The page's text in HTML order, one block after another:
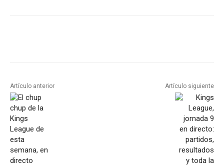
Artículo anterior Artículo siguiente